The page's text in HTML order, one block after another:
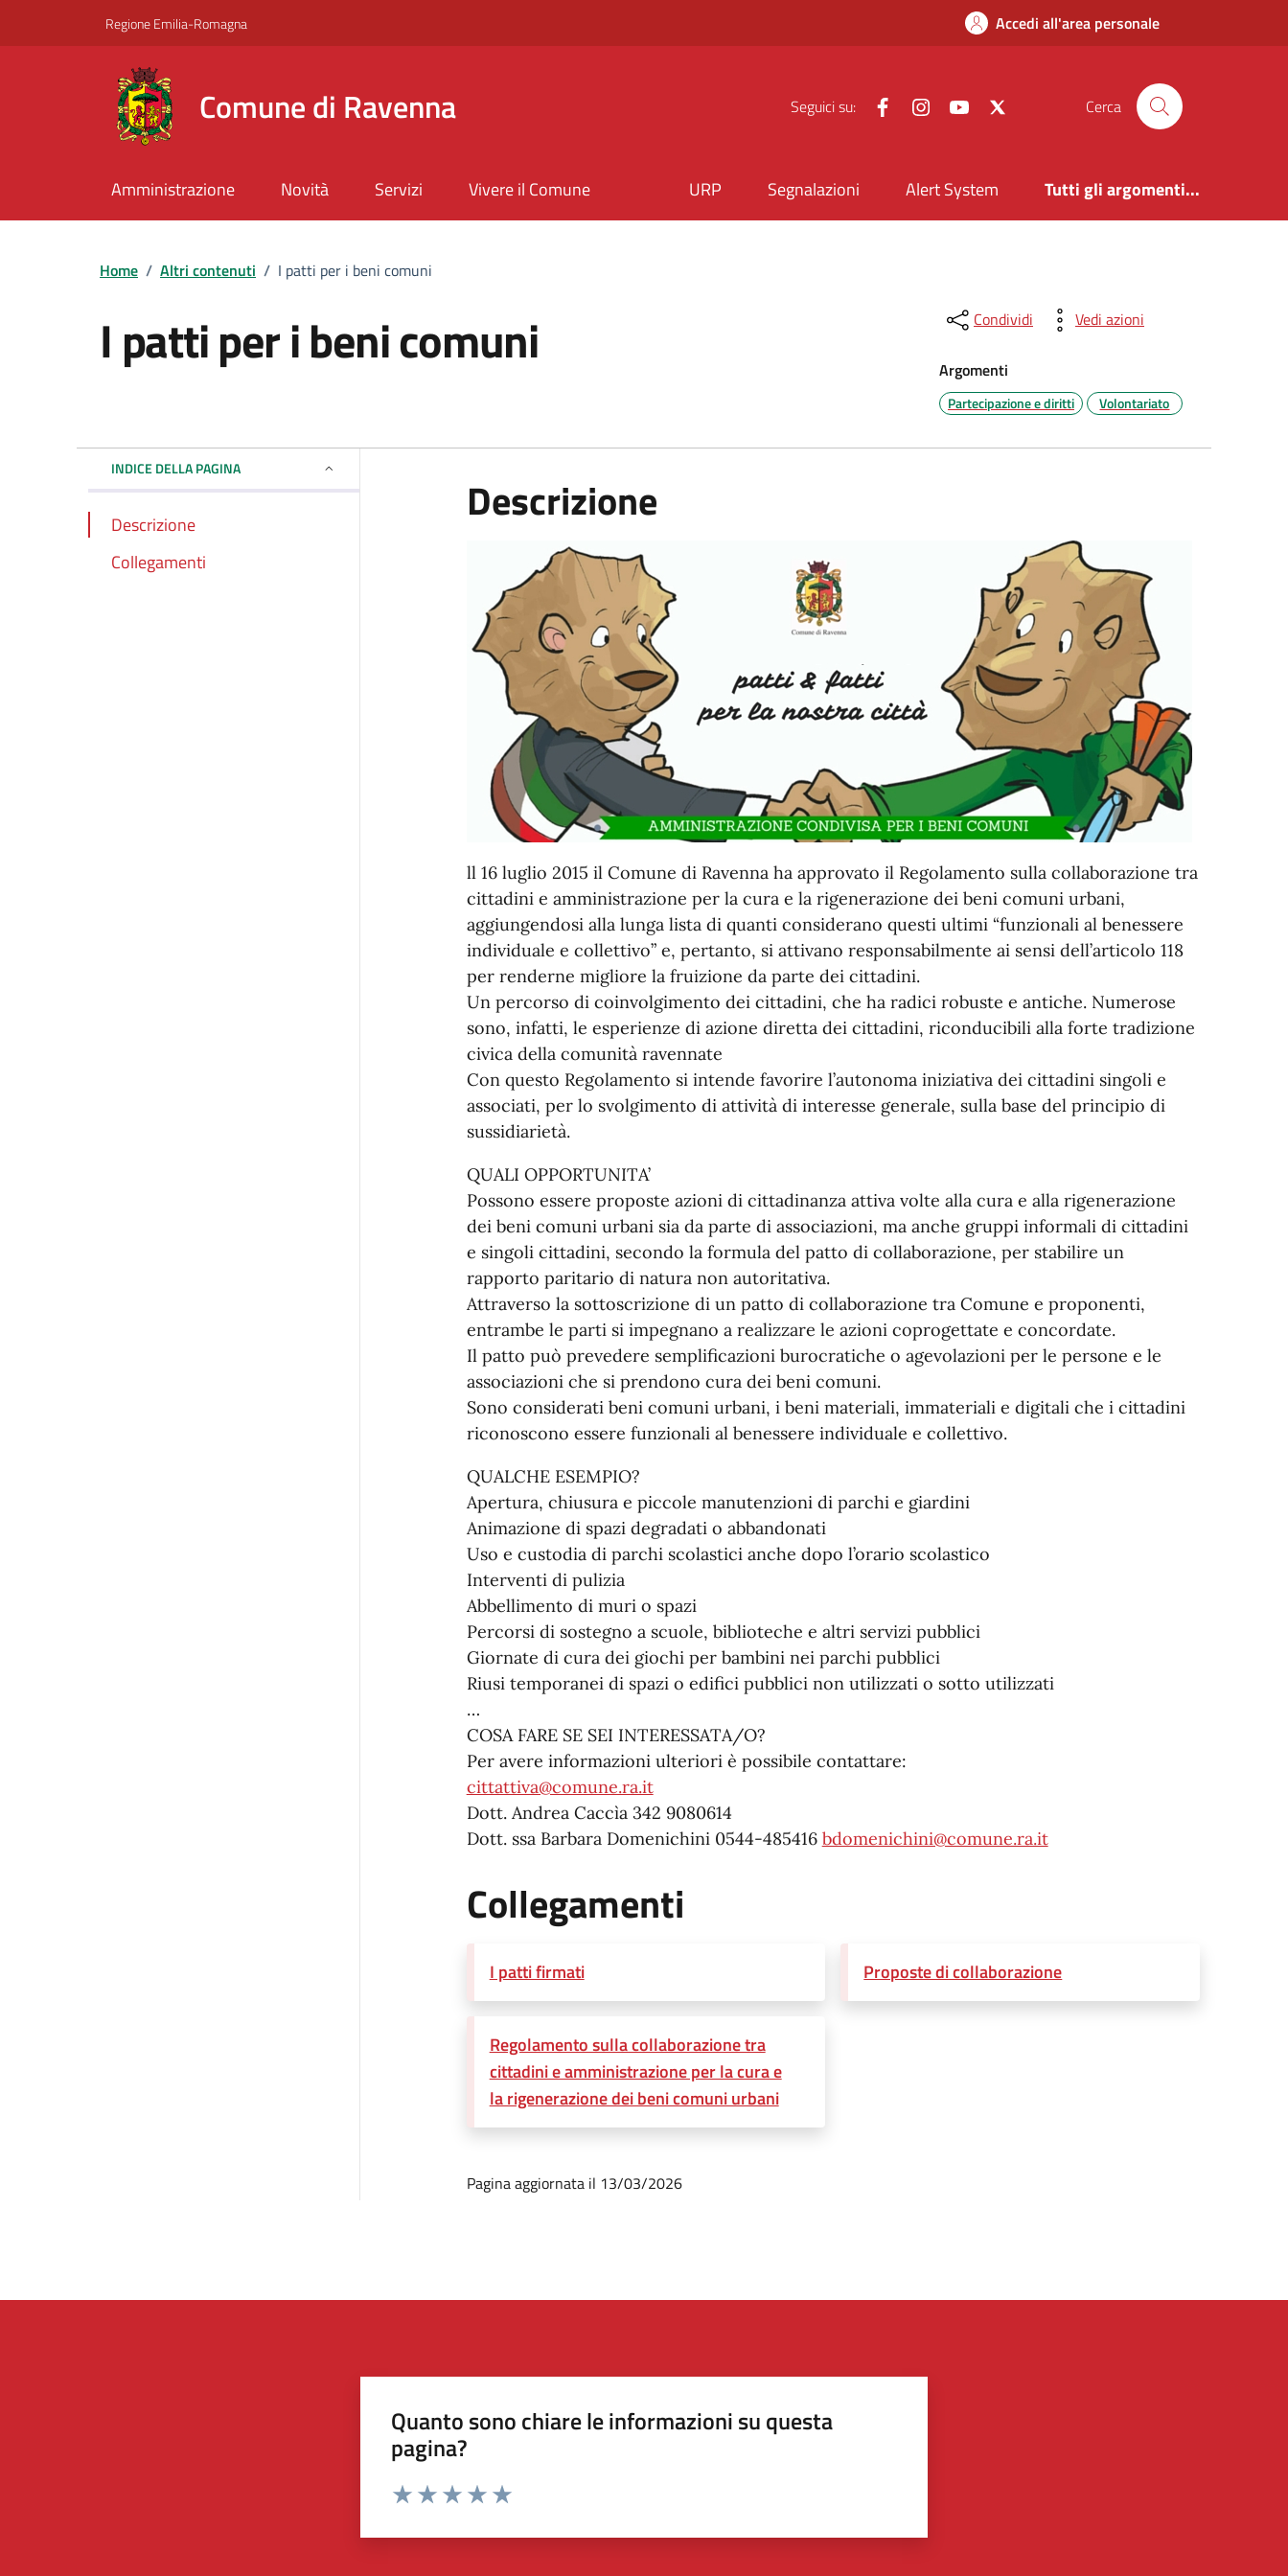
Regione Emilia-Romagna Accedi all'area personale
Comune di Ravenna Seguici su: FacebookInstagramYouTube Cerca
Amministrazione Novità Servizi Vivere il Comune URP Segnalazioni Alert System Tutti gli argomenti...
Home / Altri contenuti / I patti per i beni comuni
I patti per i beni comuni Condividi Vedi azioni
Argomenti
Partecipazione e diritti Volontariato
INDICE DELLA PAGINA
Descrizione
Collegamenti
Descrizione
ll 16 luglio 2015 il Comune di Ravenna ha approvato il Regolamento sulla collaborazione tra
cittadini e amministrazione per la cura e la rigenerazione dei beni comuni urbani,
aggiungendosi alla lunga lista di quanti considerano questi ultimi “funzionali al benessere
individuale e collettivo” e, pertanto, si attivano responsabilmente ai sensi dell’articolo 118
per renderne migliore la fruizione da parte dei cittadini.
Un percorso di coinvolgimento dei cittadini, che ha radici robuste e antiche. Numerose
sono, infatti, le esperienze di azione diretta dei cittadini, riconducibili alla forte tradizione
civica della comunità ravennate
Con questo Regolamento si intende favorire l’autonoma iniziativa dei cittadini singoli e
associati, per lo svolgimento di attività di interesse generale, sulla base del principio di
sussidiarietà.
QUALI OPPORTUNITA’
Possono essere proposte azioni di cittadinanza attiva volte alla cura e alla rigenerazione
dei beni comuni urbani sia da parte di associazioni, ma anche gruppi informali di cittadini
e singoli cittadini, secondo la formula del patto di collaborazione, per stabilire un
rapporto paritario di natura non autoritativa.
Attraverso la sottoscrizione di un patto di collaborazione tra Comune e proponenti,
entrambe le parti si impegnano a realizzare le azioni coprogettate e concordate.
Il patto può prevedere semplificazioni burocratiche o agevolazioni per le persone e le
associazioni che si prendono cura dei beni comuni.
Sono considerati beni comuni urbani, i beni materiali, immateriali e digitali che i cittadini
riconoscono essere funzionali al benessere individuale e collettivo.
QUALCHE ESEMPIO?
Apertura, chiusura e piccole manutenzioni di parchi e giardini
Animazione di spazi degradati o abbandonati
Uso e custodia di parchi scolastici anche dopo l’orario scolastico
Interventi di pulizia
Abbellimento di muri o spazi
Percorsi di sostegno a scuole, biblioteche e altri servizi pubblici
Giornate di cura dei giochi per bambini nei parchi pubblici
Riusi temporanei di spazi o edifici pubblici non utilizzati o sotto utilizzati
…
COSA FARE SE SEI INTERESSATA/O?
Per avere informazioni ulteriori è possibile contattare:
cittattiva@comune.ra.it
Dott. Andrea Caccìa 342 9080614
Dott. ssa Barbara Domenichini 0544-485416 bdomenichini@comune.ra.it
Collegamenti
I patti firmati Proposte di collaborazione
Regolamento sulla collaborazione tra
cittadini e amministrazione per la cura e
la rigenerazione dei beni comuni urbani
Pagina aggiornata il 13/03/2026
Quanto sono chiare le informazioni su questa
pagina?